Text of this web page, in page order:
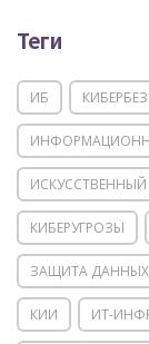
Теги
ИБ
ИСКУССТВЕННЫЙ
КИБЕРУГРОЗЫ
ЗАЩИТА ДАННЫХ
КИИ ИТ-